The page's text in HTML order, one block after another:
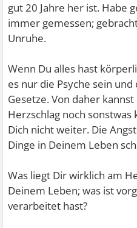
gut 20 Jahre her ist. Habe
immer gemessen;
Unruhe.
Wenn Du alles hast
es nur die Psyche sein
Gesetze. Von daher
Herzschlag noch
Dich nicht weiter. Die
Dinge in Deinem Leben
Was liegt Dir wirklich am
Deinem Leben; was ist
verarbeitet hast?